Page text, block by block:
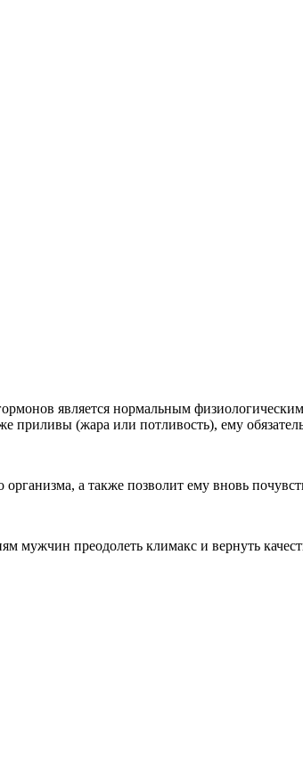
является нормальным
приливы (жара или потливость), ему
а также позволит ему вновь
преодолеть климакс и вернуть